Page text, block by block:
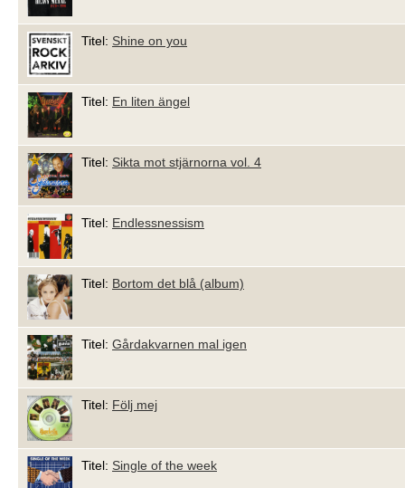
Titel: Shine on you
Titel: En liten ängel
Titel: Sikta mot stjärnorna vol. 4
Titel: Endlessnessism
Titel: Bortom det blå (album)
Titel: Gårdakvarnen mal igen
Titel: Följ mej
Titel: Single of the week